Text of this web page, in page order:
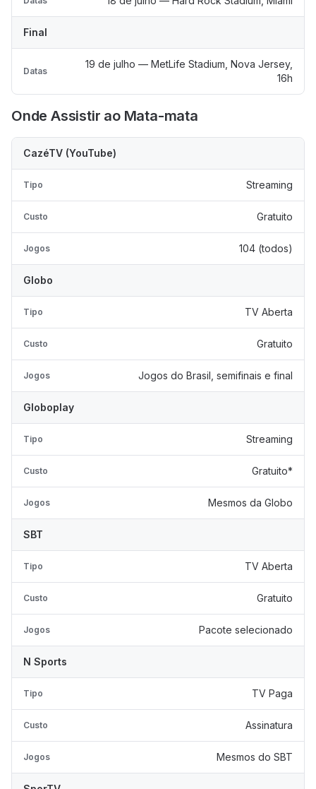
Final
Datas
19 de julho — MetLife Stadium, Nova Jersey,
16h
Onde Assistir ao Mata-mata
CazéTV (YouTube)
Tipo Streaming
Custo Gratuito
Jogos 104 (todos)
Globo
Tipo TV Aberta
Custo Gratuito
Jogos Jogos do Brasil, semifinais e final
Globoplay
Tipo Streaming
Custo Gratuito*
Jogos Mesmos da Globo
SBT
Tipo TV Aberta
Custo Gratuito
Jogos Pacote selecionado
N Sports
Tipo TV Paga
Custo Assinatura
Jogos Mesmos do SBT